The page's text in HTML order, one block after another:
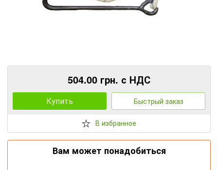
504.00 грн. с НДС
Купить Быстрый заказ
В избранное
Вам может понадобиться